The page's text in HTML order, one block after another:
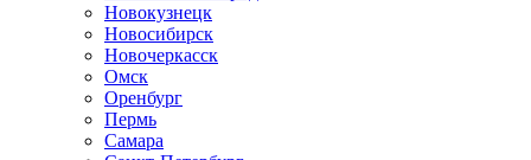
Новокузнецк
Новосибирск
Новочеркаcск
Омск
Оренбург
Пермь
Самара